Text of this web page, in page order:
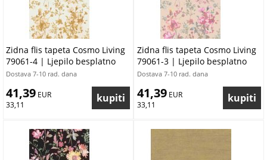
Zidna flis tapeta Cosmo Living
79061-4 | Ljepilo besplatno
Dostava 7-10 rad. dana
41,39 EUR
33,11
Zidna flis tapeta Cosmo Living
79061-3 | Ljepilo besplatno
Dostava 7-10 rad. dana
41,39 EUR
33,11